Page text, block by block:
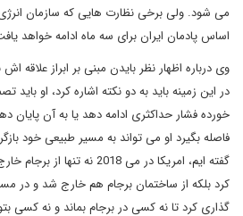
می شود. ولی برخی نظارت هایی که سازمان انرژی
اساس پادمان ایران برای سه ماه ادامه خواهد
وی درباره اظهار نظر بایدن مبنی بر ابراز علاقه
در این زمینه باید به دو نکته اشاره کرد، او
خورده فشار حداکثری ادامه دهد یا به آن پایان
فاصله بگیرد او می تواند به مسیر طبیعی خود
گفته ایم، امریکا در می 2018
کرد بلکه از ساختمان برجام هم خارج شد و در
گذاری کرد تا نه کسی در برجام بماند و نه کسی